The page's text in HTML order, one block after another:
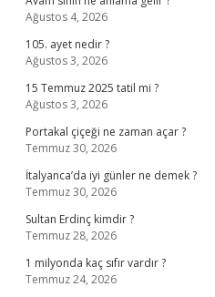
Ağustos 4, 2026
105. ayet nedir ?
Ağustos 3, 2026
15 Temmuz 2025 tatil mi ?
Ağustos 3, 2026
Portakal çiçeği ne zaman açar ?
Temmuz 30, 2026
İtalyanca’da iyi günler ne demek ?
Temmuz 30, 2026
Sultan Erdinç kimdir ?
Temmuz 28, 2026
1 milyonda kaç sıfır vardır ?
Temmuz 24, 2026